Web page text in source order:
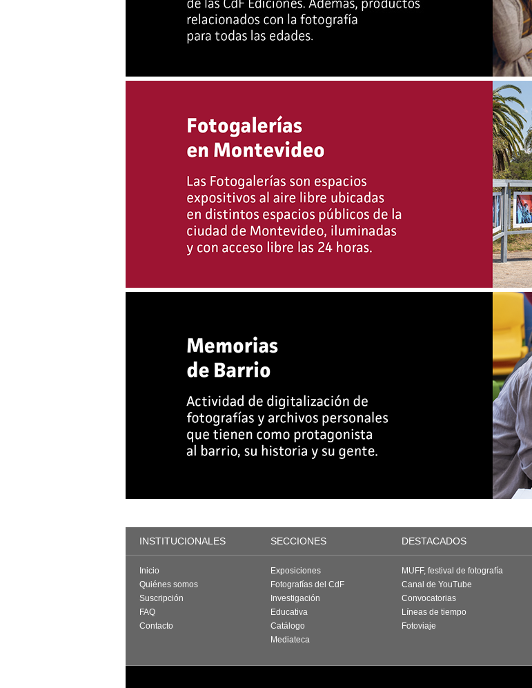
INSTITUCIONALES SECCIONES DESTACADOS
Inicio
Quiénes somos
Suscripción
FAQ
Contacto
Exposiciones
Fotografías del CdF
Investigación
Educativa
Catálogo
Mediateca
MUFF, festival de fotografía
Canal de YouTube
Convocatorias
Líneas de tiempo
Fotoviaje